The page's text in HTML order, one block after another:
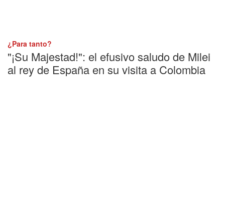
¿Para tanto?
"¡Su Majestad!": el efusivo saludo de Milei
al rey de España en su visita a Colombia